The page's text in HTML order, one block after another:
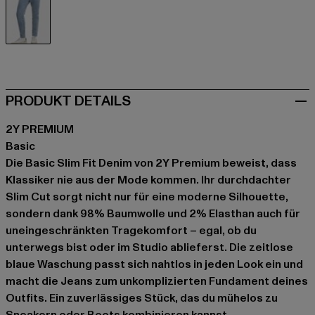
PRODUKT DETAILS
2Y PREMIUM
Basic
Die Basic Slim Fit Denim von 2Y Premium beweist, dass
Klassiker nie aus der Mode kommen. Ihr durchdachter
Slim Cut sorgt nicht nur für eine moderne Silhouette,
sondern dank 98% Baumwolle und 2% Elasthan auch für
uneingeschränkten Tragekomfort – egal, ob du
unterwegs bist oder im Studio ablieferst. Die zeitlose
blaue Waschung passt sich nahtlos in jeden Look ein und
macht die Jeans zum unkomplizierten Fundament deines
Outfits. Ein zuverlässiges Stück, das du mühelos zu